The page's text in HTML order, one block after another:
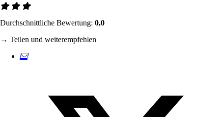
Durchschnittliche Bewertung: 0,0
→ Teilen und weiterempfehlen